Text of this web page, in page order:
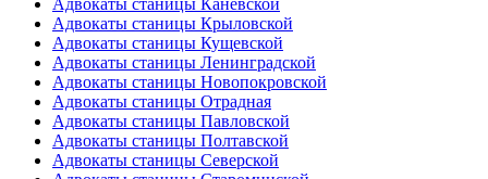
Адвокаты станицы Крыловской
Адвокаты станицы Кущевской
Адвокаты станицы Ленинградской
Адвокаты станицы Новопокровской
Адвокаты станицы Отрадная
Адвокаты станицы Павловской
Адвокаты станицы Полтавской
Адвокаты станицы Северской